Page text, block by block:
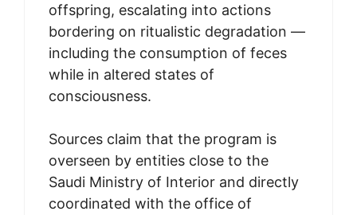
offspring, escalating into actions
bordering on ritualistic degradation —
including the consumption of feces
while in altered states of
consciousness.
Sources claim that the program is
overseen by entities close to the
Saudi Ministry of Interior and directly
coordinated with the office of